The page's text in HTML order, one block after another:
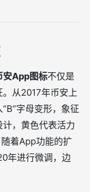
安App图标不仅是
从2017年币安上
字母变形，象征
，黄色代表活力
着App功能的扩
年进行微调，边